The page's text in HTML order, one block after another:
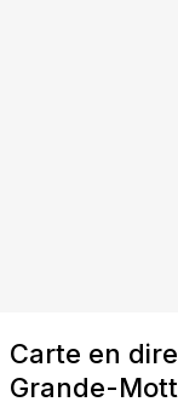
Carte en
Grande-